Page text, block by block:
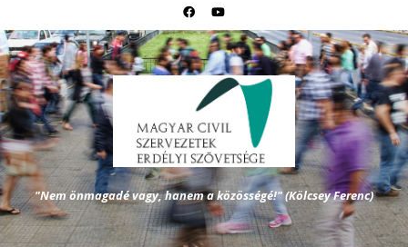
"Nem önmagadé vagy, hanem a közösségé!" (Kölcsey Ferenc)